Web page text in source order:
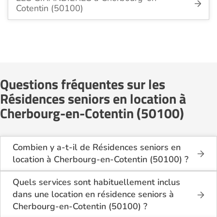
Cotentin (50100)
Questions fréquentes sur les
Résidences seniors en location à
Cherbourg-en-Cotentin (50100)
Combien y a-t-il de Résidences seniors en
location à Cherbourg-en-Cotentin (50100) ?
Sur le site Logement-seniors.com, on recense
actuellement 2 Résidences seniors en location à
Cherbourg-en-Cotentin (50100).
Quels services sont habituellement inclus
dans une location en résidence seniors à
Cherbourg-en-Cotentin (50100) ?